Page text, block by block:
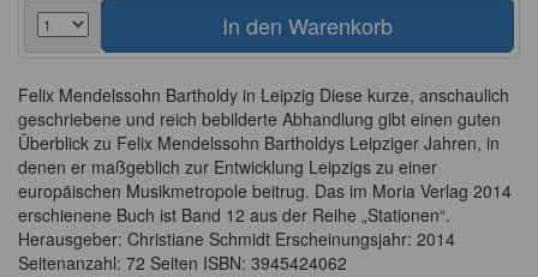
Felix Mendelssohn Bartholdy in Leipzig Diese kurze, anschaulich
geschriebene und reich bebilderte Abhandlung gibt einen guten
Überblick zu Felix Mendelssohn Bartholdys Leipziger Jahren, in
denen er maßgeblich zur Entwicklung Leipzigs zu einer
europäischen Musikmetropole beitrug. Das im Moria Verlag 2014
erschienene Buch ist Band 12 aus der Reihe „Stationen“.
Herausgeber: Christiane Schmidt Erscheinungsjahr: 2014
Seitenanzahl: 72 Seiten ISBN: 3945424062